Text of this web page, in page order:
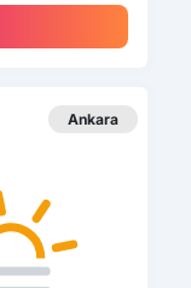
Ankara